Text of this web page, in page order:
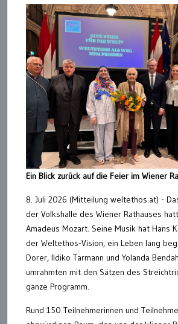
Ein Blick zurück auf die Feier im Wiener
8. Juli 2026 (Mitteilung weltethos.at) -
der Volkshalle des Wiener Rathauses
Amadeus Mozart. Seine Musik hat Hans
der Weltethos-Vision, ein Leben lang
Dorer, Ildiko Tarmann und Yolanda
umrahmten mit den Sätzen des
ganze Programm.
Rund 150 Teilnehmerinnen und